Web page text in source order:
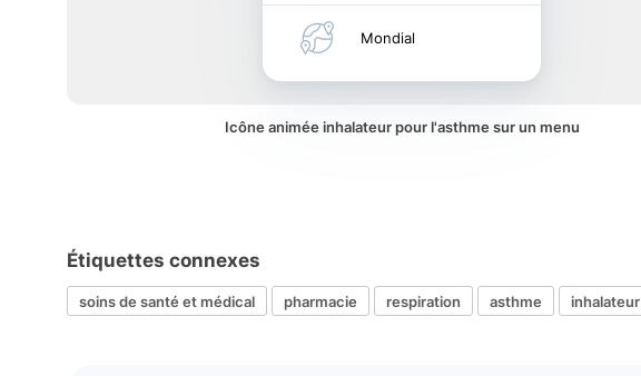
Mondial
Icône animée inhalateur pour l'asthme sur un menu
Étiquettes connexes
soins de santé et médical pharmacie respiration asthme inhalateur